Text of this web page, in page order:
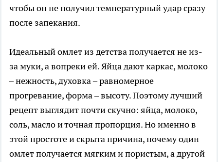
чтобы он не получил температурный удар сразу
после запекания.
Идеальный омлет из детства получается не из-
за муки, а вопреки ей. Яйца дают каркас, молоко
– нежность, духовка – равномерное
прогревание, форма – высоту. Поэтому лучший
рецепт выглядит почти скучно: яйца, молоко,
соль, масло и точная пропорция. Но именно в
этой простоте и скрыта причина, почему один
омлет получается мягким и пористым, а другой